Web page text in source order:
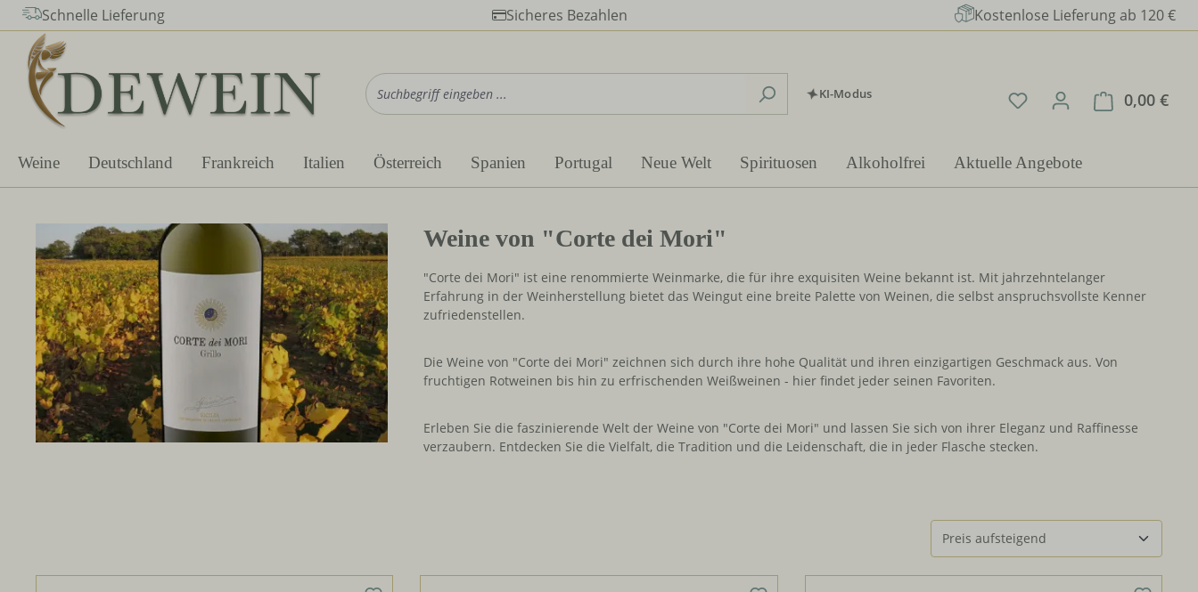
Hauptinhalt springen
Zur Suche springen
Zur Hauptnavigation springen
Schnelle Lieferung Sicheres Bezahlen Kostenlose Lieferung ab 120 €
KI-Modus Du hast 0 Produkte auf
0,00 €
Weine Deutschland Frankreich Italien Österreich Spanien Portugal Neue Welt Spirituosen Alkoholfrei Aktuelle Angebote
Weine von "Corte dei Mori"
"Corte dei Mori" ist eine renommierte Weinmarke, die für ihre exquisiten Weine bekannt ist. Mit jahrzehntelanger
Erfahrung in der Weinherstellung bietet das Weingut eine breite Palette von Weinen, die selbst anspruchsvollste Kenner
zufriedenstellen.
Die Weine von "Corte dei Mori" zeichnen sich durch ihre hohe Qualität und ihren einzigartigen Geschmack aus. Von
fruchtigen Rotweinen bis hin zu erfrischenden Weißweinen - hier findet jeder seinen Favoriten.
Erleben Sie die faszinierende Welt der Weine von "Corte dei Mori" und lassen Sie sich von ihrer Eleganz und Raffinesse
verzaubern. Entdecken Sie die Vielfalt, die Tradition und die Leidenschaft, die in jeder Flasche stecken.